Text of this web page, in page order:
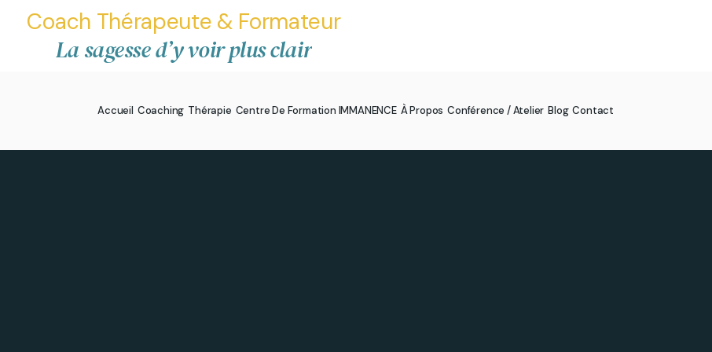
Coach Thérapeute & Formateur
La sagesse d’y voir plus clair
Accueil Coaching Thérapie Centre De Formation IMMANENCE À Propos Conférence / Atelier Blog Contact